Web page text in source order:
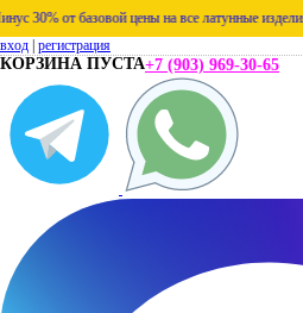
30% от базовой цены на все латунные изделия!!!
вход регистрация
КОРЗИНА ПУСТА+7 (903) 969-30-65